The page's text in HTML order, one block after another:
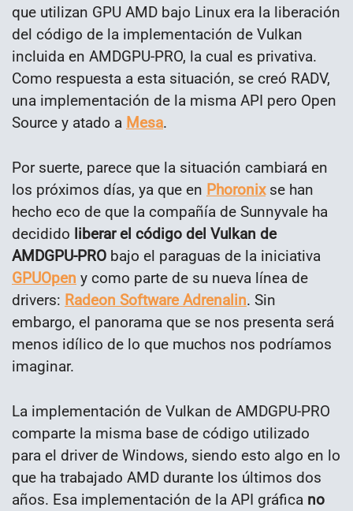
que utilizan GPU AMD bajo Linux era la liberación
del código de la implementación de Vulkan
incluida en AMDGPU-PRO, la cual es privativa.
Como respuesta a esta situación, se creó RADV,
una implementación de la misma API pero Open
Source y atado a Mesa.
Por suerte, parece que la situación cambiará en
los próximos días, ya que en Phoronixse han
hecho eco de que la compañía de Sunnyvale ha
decidido liberar el código del Vulkan de
AMDGPU-PRO bajo el paraguas de la iniciativa
GPUOpen y como parte de su nueva línea de
drivers: Radeon Software Adrenalin. Sin
embargo, el panorama que se nos presenta será
menos idílico de lo que muchos nos podríamos
imaginar.
La implementación de Vulkan de AMDGPU-PRO
comparte la misma base de código utilizado
para el driver de Windows, siendo esto algo en lo
que ha trabajado AMD durante los últimos dos
años. Esa implementación de la API gráfica no